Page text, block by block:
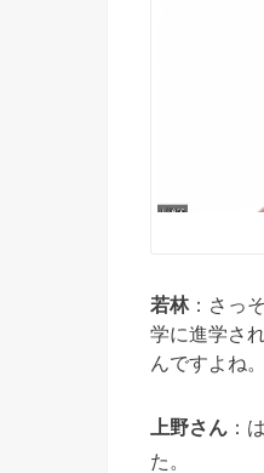
若林：さっ
学に進学さ
んですよね。
上野さん ：
た。